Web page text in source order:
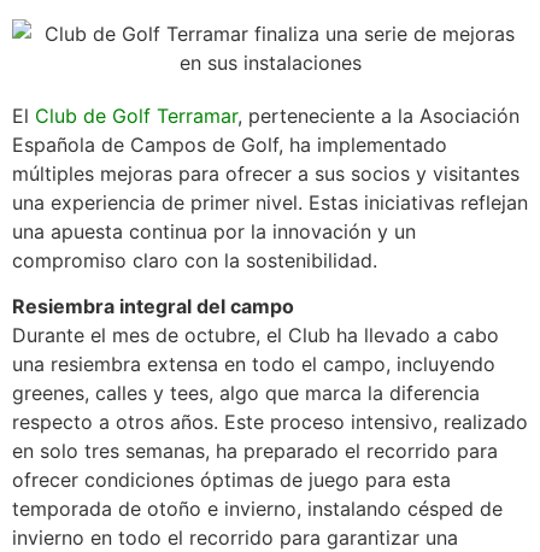
El Club de Golf Terramar, perteneciente a la Asociación
Española de Campos de Golf, ha implementado
múltiples mejoras para ofrecer a sus socios y visitantes
una experiencia de primer nivel. Estas iniciativas reflejan
una apuesta continua por la innovación y un
compromiso claro con la sostenibilidad.
Resiembra integral del campo
Durante el mes de octubre, el Club ha llevado a cabo
una resiembra extensa en todo el campo, incluyendo
greenes, calles y tees, algo que marca la diferencia
respecto a otros años. Este proceso intensivo, realizado
en solo tres semanas, ha preparado el recorrido para
ofrecer condiciones óptimas de juego para esta
temporada de otoño e invierno, instalando césped de
invierno en todo el recorrido para garantizar una